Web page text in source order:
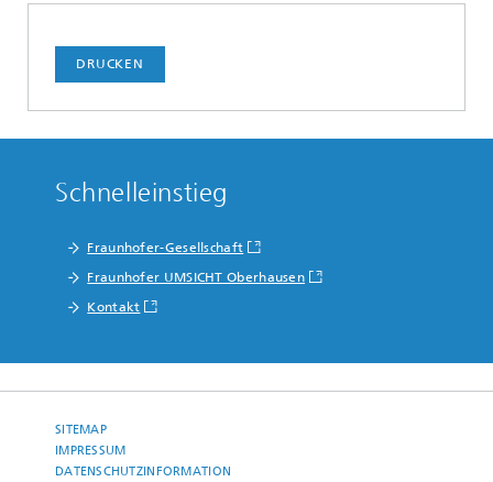
DRUCKEN
Schnelleinstieg
Fraunhofer-Gesellschaft
Fraunhofer UMSICHT Oberhausen
Kontakt
SITEMAP
IMPRESSUM
DATENSCHUTZINFORMATION